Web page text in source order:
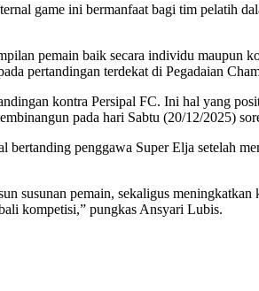
game ini bermanfaat bagi tim pelatih
pemain baik secara individu maupun
pertandingan terdekat di Pegadaian
kontra Persipal FC. Ini hal yang
pada hari Sabtu (20/12/2025)
penggawa Super Elja setelah
susunan pemain, sekaligus
kompetisi,” pungkas Ansyari Lubis.